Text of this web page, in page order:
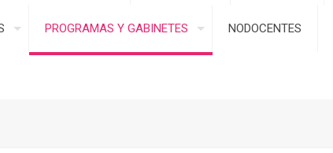
PROGRAMAS Y GABINETES NODOCENTES